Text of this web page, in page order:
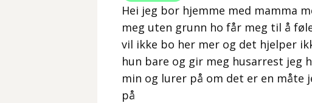
Hei jeg bor hjemme med mamma
meg uten grunn ho får meg til å
vil ikke bo her mer og det hjelper
hun bare og gir meg husarrest jeg
min og lurer på om det er en måte
på